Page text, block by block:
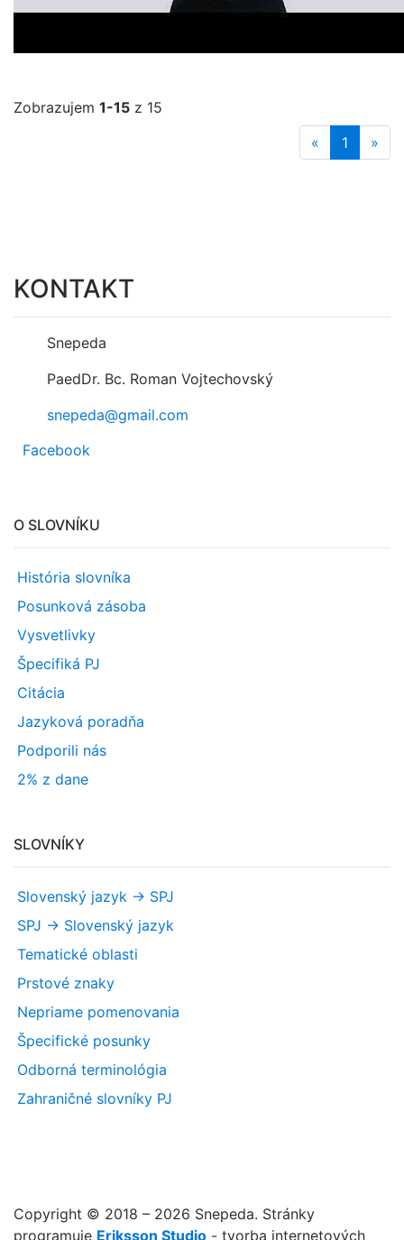
Zobrazujem 1-15 z 15
«
1 »
KONTAKT
Snepeda
PaedDr. Bc. Roman Vojtechovský
snepeda@gmail.com
Facebook
O SLOVNÍKU
História slovníka
Posunková zásoba
Vysvetlivky
Špecifiká PJ
Citácia
Jazyková poradňa
Podporili nás
2% z dane
SLOVNÍKY
Slovenský jazyk -> SPJ
SPJ -> Slovenský jazyk
Tematické oblasti
Prstové znaky
Nepriame pomenovania
Špecifické posunky
Odborná terminológia
Zahraničné slovníky PJ
Copyright © 2018 – 2026 Snepeda. Stránky
programuje Eriksson Studio - tvorba internetových